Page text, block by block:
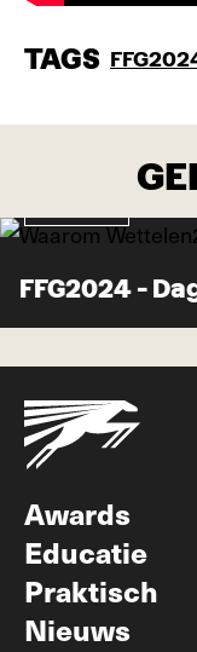
TAGS
FFG2024 -
Awards
Educatie
Praktisch
Nieuws